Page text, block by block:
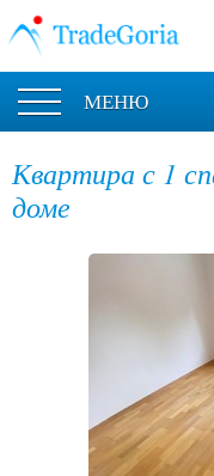
МЕНЮ
Квартира с 1
доме